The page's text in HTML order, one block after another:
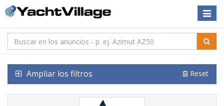
Toggle
Ampliar los filtros Reset